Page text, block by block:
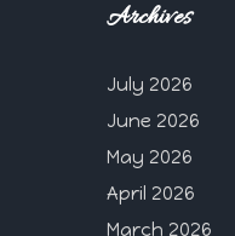
Archives
July 2026
June 2026
May 2026
April 2026
March 2026